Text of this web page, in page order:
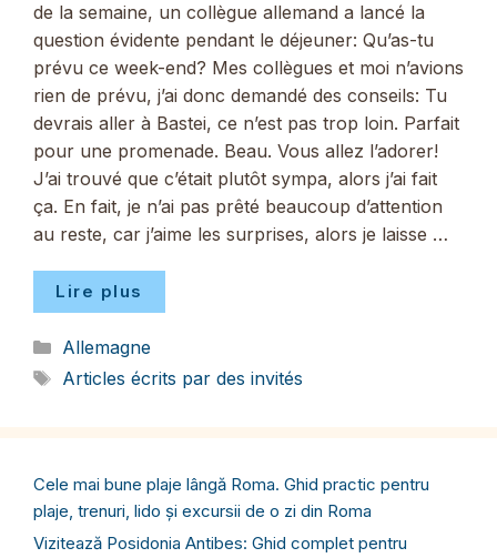
de la semaine, un collègue allemand a lancé la
question évidente pendant le déjeuner: Qu’as-tu
prévu ce week-end? Mes collègues et moi n’avions
rien de prévu, j’ai donc demandé des conseils: Tu
devrais aller à Bastei, ce n’est pas trop loin. Parfait
pour une promenade. Beau. Vous allez l’adorer!
J’ai trouvé que c’était plutôt sympa, alors j’ai fait
ça. En fait, je n’ai pas prêté beaucoup d’attention
au reste, car j’aime les surprises, alors je laisse …
Lire plus
Catégories
Allemagne
Étiquettes
Articles écrits par des invités
Cele mai bune plaje lângă Roma. Ghid practic pentru
plaje, trenuri, lido și excursii de o zi din Roma
Vizitează Posidonia Antibes: Ghid complet pentru